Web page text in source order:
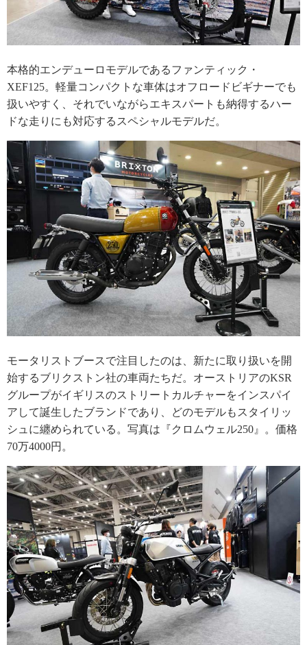
本格的エンデューロモデルであるファンティック・
XEF125。軽量コンパクトな車体はオフロードビギナーでも
扱いやすく、それでいながらエキスパートも納得するハー
ドな走りにも対応するスペシャルモデルだ。
モータリストブースで注目したのは、新たに取り扱いを開
始するブリクストン社の車両たちだ。オーストリアのKSR
グループがイギリスのストリートカルチャーをインスパイ
アして誕生したブランドであり、どのモデルもスタイリッ
シュに纏められている。写真は『クロムウェル250』。価格
70万4000円。